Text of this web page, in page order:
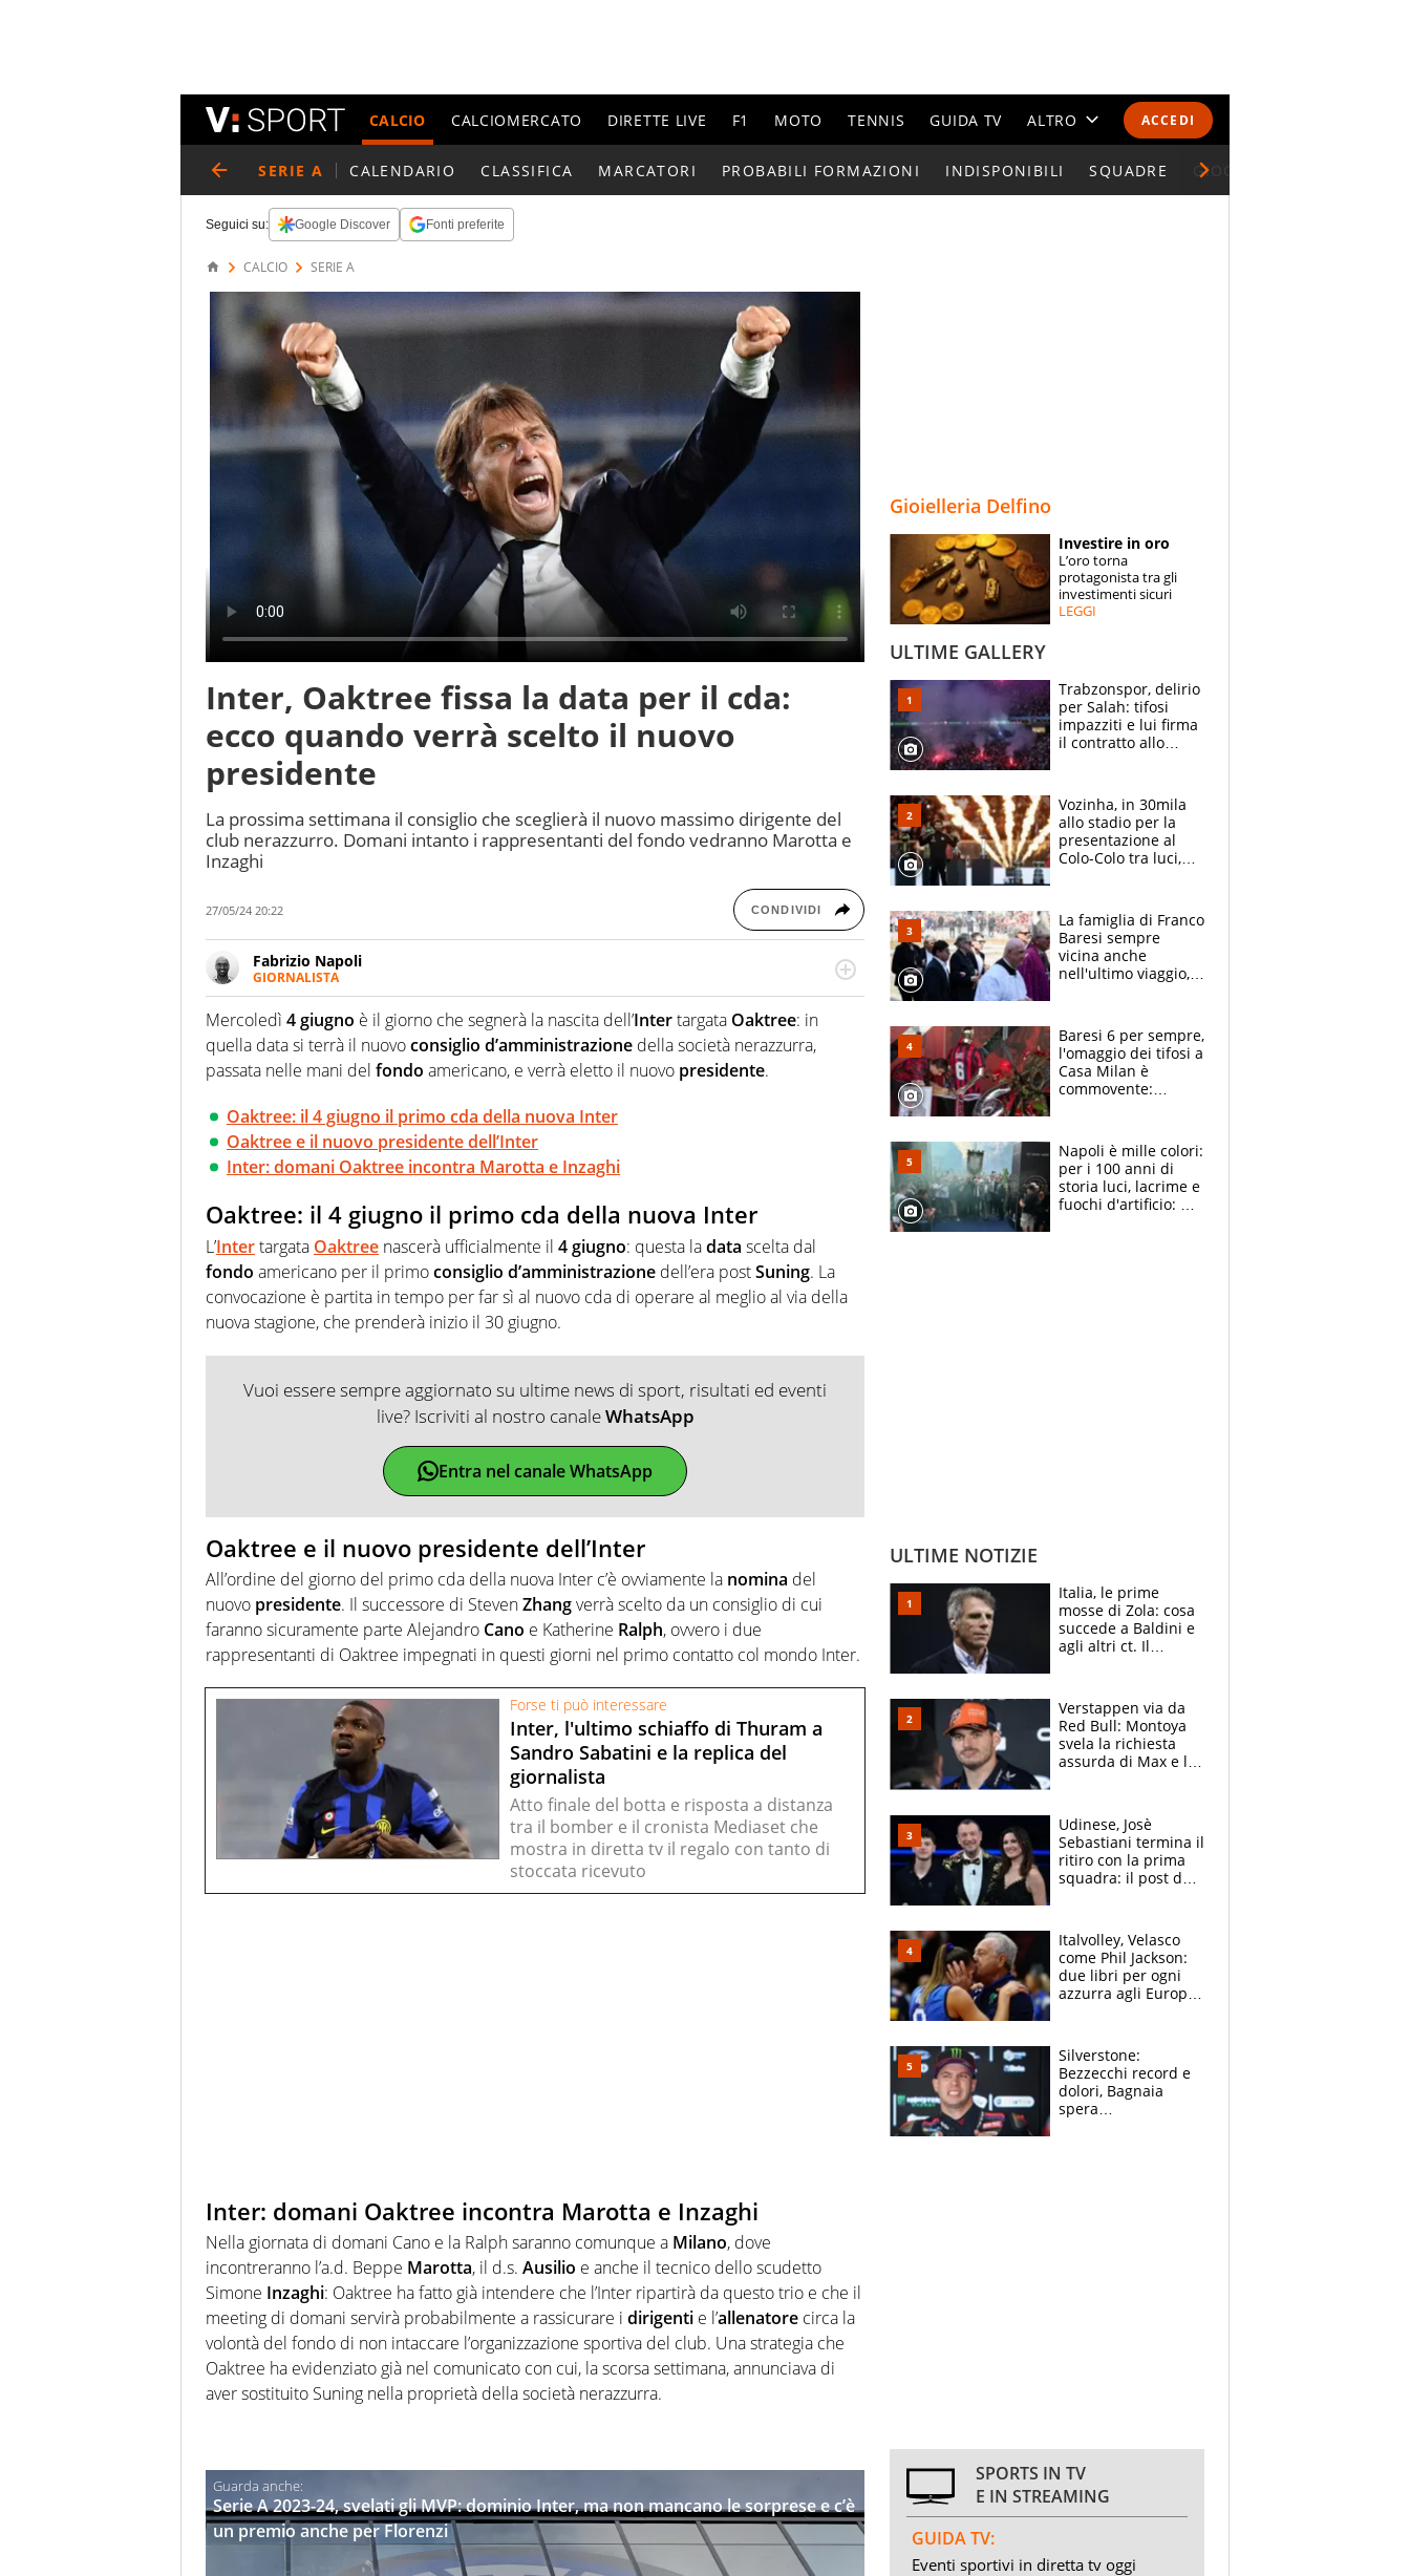
ACCEDI
CALCIO CALCIOMERCATO DIRETTE LIVE F1 MOTO TENNIS GUIDA TV ALTRO
CALENDARI E CLASSIFICHE
ESPERTI
CONTATTI
SERIE A CALENDARIO CLASSIFICA MARCATORI PROBABILI FORMAZIONI INDISPONIBILI SQUADRE GIOCATORI SERIE A
Seguici su: Google Discover Fonti preferite
CALCIO SERIE A
Inter, Oaktree fissa la data per il cda:
ecco quando verrà scelto il nuovo
presidente
La prossima settimana il consiglio che sceglierà il nuovo massimo dirigente del
club nerazzurro. Domani intanto i rappresentanti del fondo vedranno Marotta e
Inzaghi
27/05/24 20:22 CONDIVIDI
Fabrizio Napoli
GIORNALISTA
Giornalista professionista, per Virgilio Sport segue anche il calcio ma è con la
pallanuoto che esalta competenze e passioni. Cura la comunicazione di HaBaWaBa, il
più grande festival di waterpolo per bambini al mondo
Mercoledì 4 giugno è il giorno che segnerà la nascita dell’Intertargata Oaktree: in
quella data si terrà il nuovoconsiglio d’amministrazione della società nerazzurra,
passata nelle mani del fondo americano, e verrà eletto il nuovo presidente.
Oaktree: il 4 giugno il primo cda della nuova Inter
Oaktree e il nuovo presidente dell’Inter
Inter: domani Oaktree incontra Marotta e Inzaghi
Oaktree: il 4 giugno il primo cda della nuova Inter
L’Intertargata Oaktree nascerà ufficialmente il 4 giugno: questa ladata scelta dal
fondo americano per il primoconsiglio d’amministrazione dell’era postSuning. La
convocazione è partita in tempo per far sì al nuovo cda di operare al meglio al via della
nuova stagione, che prenderà inizio il 30 giugno.
Vuoi essere sempre aggiornato su ultime news di sport, risultati ed eventi
live? Iscriviti al nostro canaleWhatsApp
Entra nel canale WhatsApp
Oaktree e il nuovo presidente dell’Inter
All’ordine del giorno del primo cda della nuova Inter c’è ovviamente la nomina del
nuovo presidente. Il successore di StevenZhangverrà scelto da un consiglio di cui
faranno sicuramente parte Alejandro Cano e Katherine Ralph, ovvero i due
rappresentanti di Oaktree impegnati in questi giorni nel primo contatto col mondo Inter.
Forse ti può interessare
Inter, l'ultimo schiaffo di Thuram a
Sandro Sabatini e la replica del
giornalista
Atto finale del botta e risposta a distanza
tra il bomber e il cronista Mediaset che
mostra in diretta tv il regalo con tanto di
stoccata ricevuto
Inter: domani Oaktree incontra Marotta e Inzaghi
Nella giornata di domani Cano e la Ralph saranno comunque a Milano, dove
incontreranno l’a.d. Beppe Marotta, il d.s. Ausilio e anche il tecnico dello scudetto
Simone Inzaghi: Oaktree ha fatto già intendere che l’Inter ripartirà da questo trio e che il
meeting di domani servirà probabilmente a rassicurare i dirigenti e l’allenatore circa la
volontà del fondo di non intaccare l’organizzazione sportiva del club. Una strategia che
Oaktree ha evidenziato già nel comunicato con cui, la scorsa settimana, annunciava di
aver sostituito Suning nella proprietà della società nerazzurra.
Serie A 2023-24, svelati gli MVP: dominio Inter, ma non mancano le sorprese e c’è
un premio anche per Florenzi
Gioielleria Delfino
Investire in oro
L’oro torna
protagonista tra gli
investimenti sicuri
LEGGI
ULTIME GALLERY
Trabzonspor, delirio
per Salah: tifosi
impazziti e lui firma
il contratto allo
Vozinha, in 30mila
allo stadio per la
presentazione al
Colo-Colo tra luci,
La famiglia di Franco
Baresi sempre
vicina anche
nell'ultimo viaggio,
circondati
dall'affetto dei tifosi
Baresi 6 per sempre,
l'omaggio dei tifosi a
Casa Milan è
commovente:
bigliettini
Napoli è mille colori:
per i 100 anni di
storia luci, lacrime e
fuochi d'artificio: De
ULTIME NOTIZIE
Italia, le prime
mosse di Zola: cosa
succede a Baldini e
agli altri ct. Il
azzurri
Verstappen via da
Red Bull: Montoya
svela la richiesta
assurda di Max e lo
McLaren siano
meglio?”
Udinese, Josè
Sebastiani termina il
ritiro con la prima
squadra: il post del
sfondo
Italvolley, Velasco
come Phil Jackson:
due libri per ogni
azzurra agli Europei.
Silverstone:
Bezzecchi record e
dolori, Bagnaia
spera
SPORTS IN TV
E IN STREAMING
GUIDA TV:
Eventi sportivi in diretta tv oggi